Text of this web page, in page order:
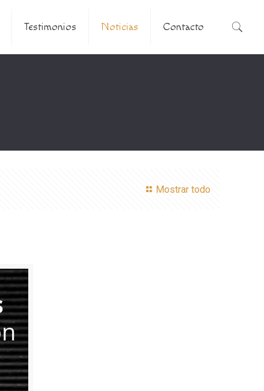
Testimonios Noticias Contacto
Mostrar todo